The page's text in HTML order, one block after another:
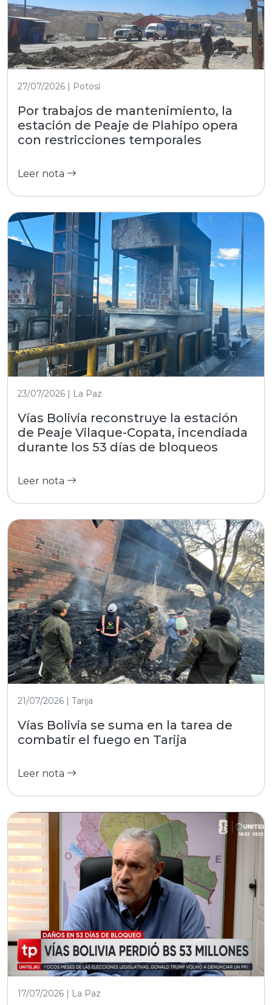
27/07/2026 | Potosí
Por trabajos de mantenimiento, la
estación de Peaje de Plahipo opera
con restricciones temporales
Leer nota
23/07/2026 | La Paz
Vías Bolivia reconstruye la estación
de Peaje Vilaque-Copata, incendiada
durante los 53 días de bloqueos
Leer nota
21/07/2026 | Tarija
Vías Bolivia se suma en la tarea de
combatir el fuego en Tarija
Leer nota
17/07/2026 | La Paz